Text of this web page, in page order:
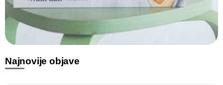
Najnovije objave